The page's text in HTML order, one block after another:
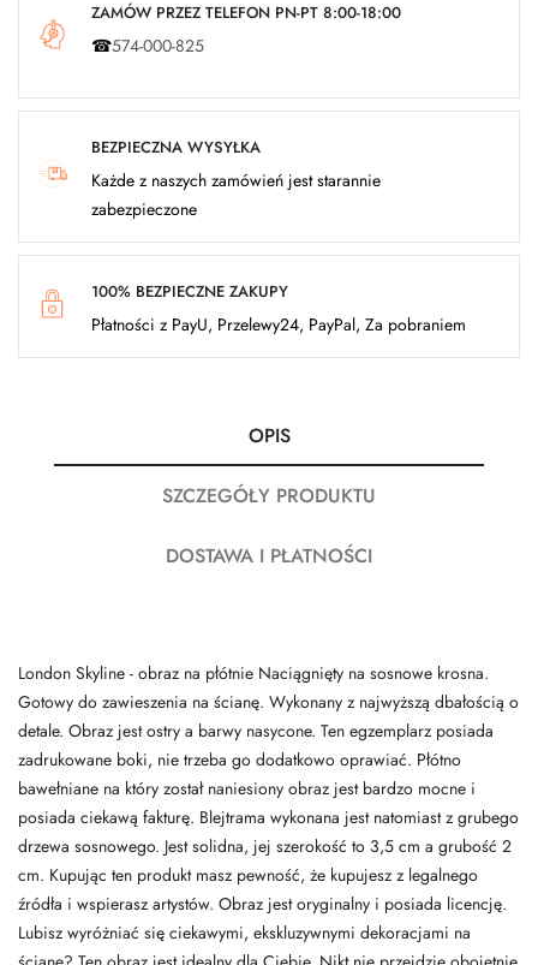
ZAMÓW PRZEZ TELEFON PN-PT 8:00-18:00
☎574-000-825
BEZPIECZNA WYSYŁKA
Każde z naszych zamówień jest starannie
zabezpieczone
100% BEZPIECZNE ZAKUPY
Płatności z PayU, Przelewy24, PayPal, Za pobraniem
OPIS
SZCZEGÓŁY PRODUKTU
DOSTAWA I PŁATNOŚCI
London Skyline - obraz na płótnie Naciągnięty na sosnowe krosna.
Gotowy do zawieszenia na ścianę. Wykonany z najwyższą dbałością o
detale. Obraz jest ostry a barwy nasycone. Ten egzemplarz posiada
zadrukowane boki, nie trzeba go dodatkowo oprawiać. Płótno
bawełniane na który został naniesiony obraz jest bardzo mocne i
posiada ciekawą fakturę. Blejtrama wykonana jest natomiast z grubego
drzewa sosnowego. Jest solidna, jej szerokość to 3,5 cm a grubość 2
cm. Kupując ten produkt masz pewność, że kupujesz z legalnego
źródła i wspierasz artystów. Obraz jest oryginalny i posiada licencję.
Lubisz wyróżniać się ciekawymi, ekskluzywnymi dekoracjami na